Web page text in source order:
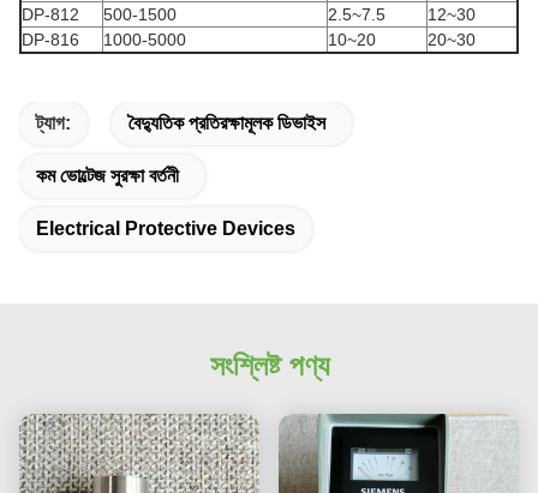
DP-812
500-1500 2.5~7.5
12~30
DP-816
1000-5000 10~20 20~30
ট্যাগ: বৈদ্যুতিক প্রতিরক্ষামূলক ডিভাইস
কম ভোল্টেজ সুরক্ষা বর্তনী
Electrical Protective Devices
সংশ্লিষ্ট পণ্য